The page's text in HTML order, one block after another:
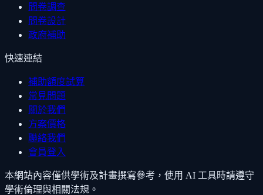
問卷調查
問卷設計
政府補助
快速連結
補助額度試算
常見問題
關於我們
方案價格
聯絡我們
會員登入
本網站內容僅供學術及計畫撰寫參考，使用 AI 工具時請遵守
學術倫理與相關法規。